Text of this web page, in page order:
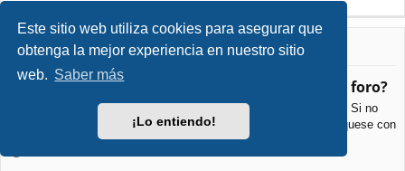
Este sitio web utiliza cookies para asegurar que
obtenga la mejor experiencia en nuestro sitio
web. Saber más
¡Lo entiendo!
Archivos Adjuntos
¿Qué archivos adjuntos son permitidos en este foro?
Cada foro puede permitir o no ciertos tipos de archivos adjuntos. Si no
está seguro de que tipos de archivos se pueden cargar, comuníquese con
La Administración para obtener más información.